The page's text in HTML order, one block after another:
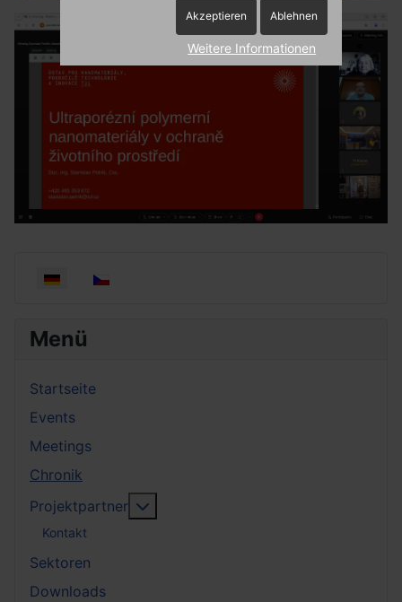
Sprache auswählen
Menü
Startseite
Events
Meetings
Chronik
Projektpartner
Kontakt
Sektoren
Downloads
Akzeptieren Ablehnen
Weitere Informationen